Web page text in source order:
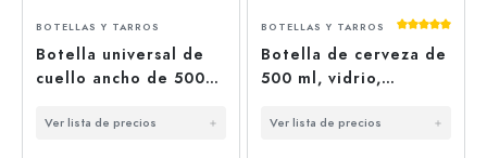
BOTELLAS Y TARROS
Botella universal de
cuello ancho de 500
Off (TO 43)
Ver lista de precios
BOTELLAS Y TARROS
Botella de cerveza de
500 ml, vidrio,
de palanca
Ver lista de precios